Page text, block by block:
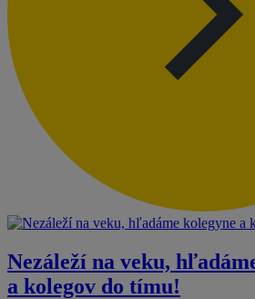
Nezáleží na veku,
a kolegov do tímu!